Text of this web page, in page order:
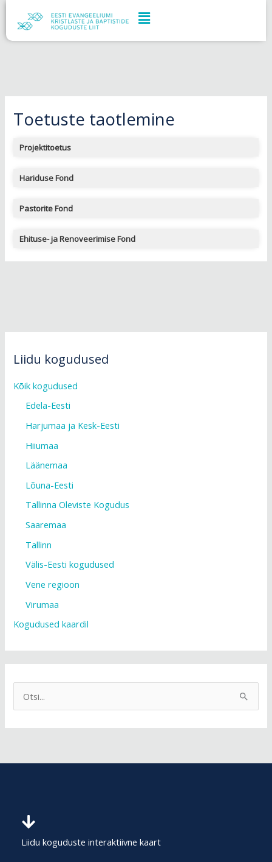
content
Toetuste taotlemine
Projektitoetus
Hariduse Fond
seminar@kus.tartu.ee
Teie nimi (nõutav)
Teie e-mail (nõutav)
Taotletav summa
Lisainfo
Pastorite Fond
peasekretar@kogudused.ee
Teie nimi (nõutav)
Teie e-mail (nõutav)
Taotletav summa
Lisainfo
Ehituse- ja Renoveerimise Fond
ardo.ojasalu@img.ee
Liidu kogudused
Kõik kogudused
Edela-Eesti
Harjumaa ja Kesk-Eesti
Hiiumaa
Läänemaa
Lõuna-Eesti
Tallinna Oleviste Kogudus
Saaremaa
Tallinn
Välis-Eesti kogudused
Vene regioon
Virumaa
Kogudused kaardil
Liidu koguduste interaktiivne kaart